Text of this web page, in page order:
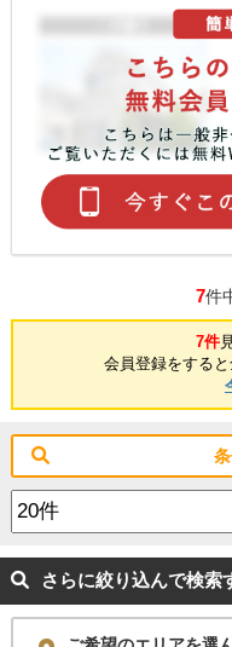
7件
7件
会員登録をする
さらに絞り込んで検索